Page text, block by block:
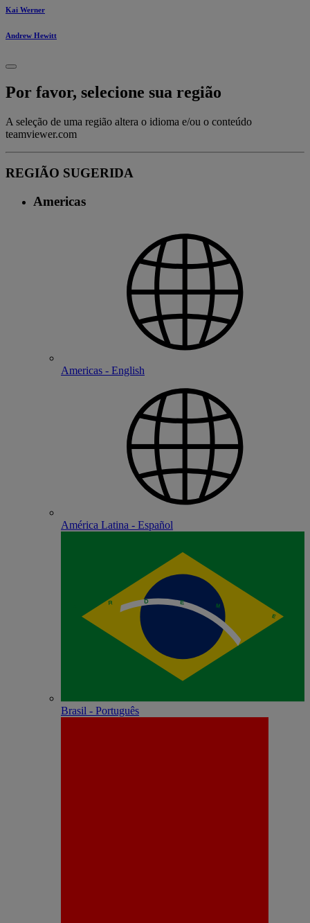
Kai Werner
Andrew Hewitt
Por favor, selecione sua região
A seleção de uma região altera o idioma e/ou o conteúdo
teamviewer.com
REGIÃO SUGERIDA
Americas
Americas - English
América Latina - Español
Brasil - Português